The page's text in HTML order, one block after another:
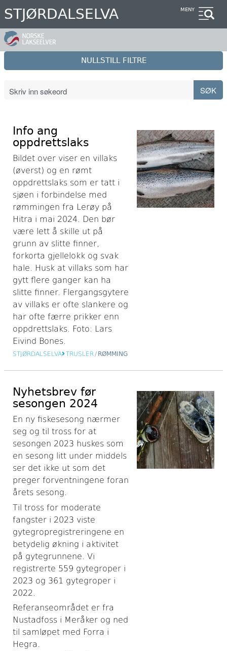
Hopp
til
hovedinnhold
STJØRDALSELVA MENY
NULLSTILL FILTRE
Info ang
oppdrettslaks
Bildet over viser en villaks
(øverst) og en rømt
oppdrettslaks som er tatt i
sjøen i forbindelse med
rømmingen fra Lerøy på
Hitra i mai 2024. Den bør
være lett å skille ut på
grunn av slitte finner,
forkorta gjellelokk og svak
hale. Husk at villaks som har
gytt flere ganger kan ha
slitte finner. Flergangsgytere
av villaks er ofte slankere og
har ofte færre prikker enn
oppdrettslaks. Foto: Lars
Eivind Bones.
STJØRDALSELVA TRUSLER/ RØMMING
Nyhetsbrev før
sesongen 2024
En ny fiskesesong nærmer
seg og til tross for at
sesongen 2023 huskes som
en sesong litt under middels
ser det ikke ut som det
preger forventningene foran
årets sesong.
Til tross for moderate
fangster i 2023 viste
gytegropregistreringene en
betydelig økning i aktivitet
på gytegrunnene. Vi
registrerte 559 gytegroper i
2023 og 361 gytegroper i
2022.
Referanseområdet er fra
Nustadfoss i Meråker og ned
til samløpet med Forra i
Hegra.